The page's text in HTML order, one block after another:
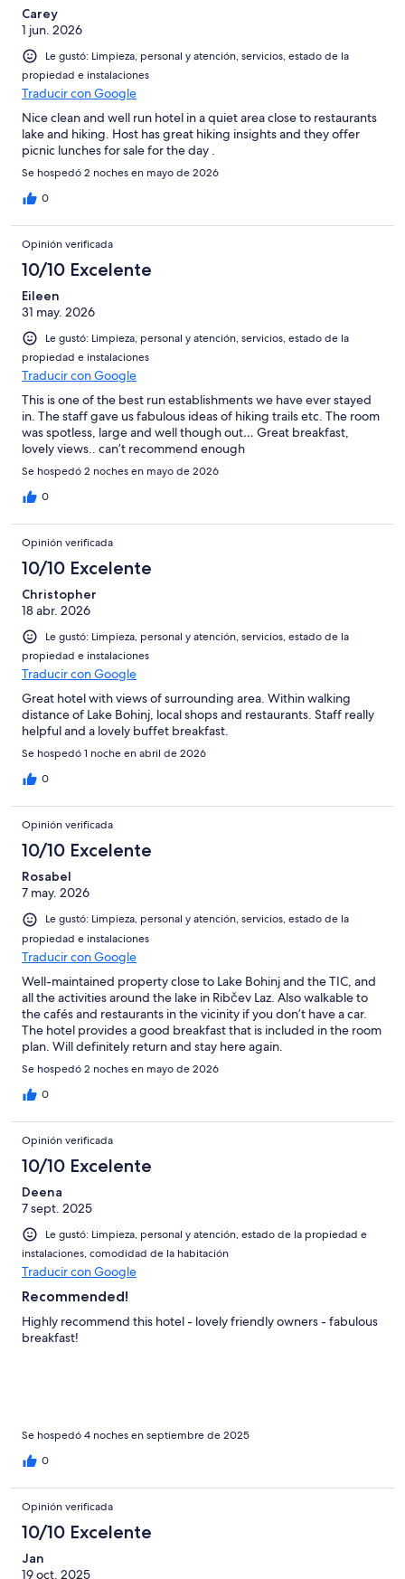
Carey
1 jun. 2026
Le gustó: Limpieza, personal y atención, servicios, estado de la
propiedad e instalaciones
Traducir con Google
Nice clean and well run hotel in a quiet area close to restaurants
lake and hiking. Host has great hiking insights and they offer
picnic lunches for sale for the day .
Se hospedó 2 noches en mayo de 2026
0
Opinión verificada
10/10 Excelente
Eileen
31 may. 2026
Le gustó: Limpieza, personal y atención, servicios, estado de la
propiedad e instalaciones
Traducir con Google
This is one of the best run establishments we have ever stayed
in. The staff gave us fabulous ideas of hiking trails etc. The room
was spotless, large and well though out… Great breakfast,
lovely views.. can’t recommend enough
Se hospedó 2 noches en mayo de 2026
0
Opinión verificada
10/10 Excelente
Christopher
18 abr. 2026
Le gustó: Limpieza, personal y atención, servicios, estado de la
propiedad e instalaciones
Traducir con Google
Great hotel with views of surrounding area. Within walking
distance of Lake Bohinj, local shops and restaurants. Staff really
helpful and a lovely buffet breakfast.
Se hospedó 1 noche en abril de 2026
0
Opinión verificada
10/10 Excelente
Rosabel
7 may. 2026
Le gustó: Limpieza, personal y atención, servicios, estado de la
propiedad e instalaciones
Traducir con Google
Well-maintained property close to Lake Bohinj and the TIC, and
all the activities around the lake in Ribčev Laz. Also walkable to
the cafés and restaurants in the vicinity if you don’t have a car.
The hotel provides a good breakfast that is included in the room
plan. Will definitely return and stay here again.
Se hospedó 2 noches en mayo de 2026
0
Opinión verificada
10/10 Excelente
Deena
7 sept. 2025
Le gustó: Limpieza, personal y atención, estado de la propiedad e
instalaciones, comodidad de la habitación
Traducir con Google
Recommended!
Highly recommend this hotel - lovely friendly owners - fabulous
breakfast!
Se hospedó 4 noches en septiembre de 2025
0
Opinión verificada
10/10 Excelente
Jan
19 oct. 2025